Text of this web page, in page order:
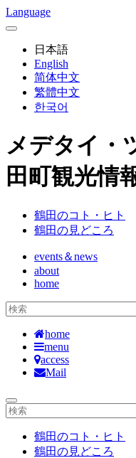
Language
日本語
English
简体中文
繁體中文
한국어
メデタイ・
田町観光情
鶴田のコト・ヒト
鶴田の見どころ
events＆news
about
home
home
menu
access
Mail
鶴田のコト・ヒト
鶴田の見どころ